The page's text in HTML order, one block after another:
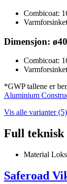
Combicoat:
Dimensjon:
Combicoat:
*GWP tallene er
Aluminium
Vis alle varianter (5)
Full teknisk
Material
Saferoad